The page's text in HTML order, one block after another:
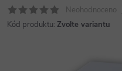
Neohodnoceno
Kód produktu: Zvolte variantu